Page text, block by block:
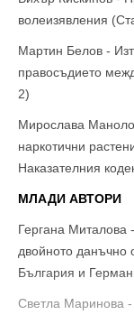
волеизявления
Мартин Белов -
правосъдието
2)
Мирослава
наркотични
Наказателния
МЛАДИ АВТОРИ
Гергана Миталова
двойното данъчно
България и
Светла Маринова -